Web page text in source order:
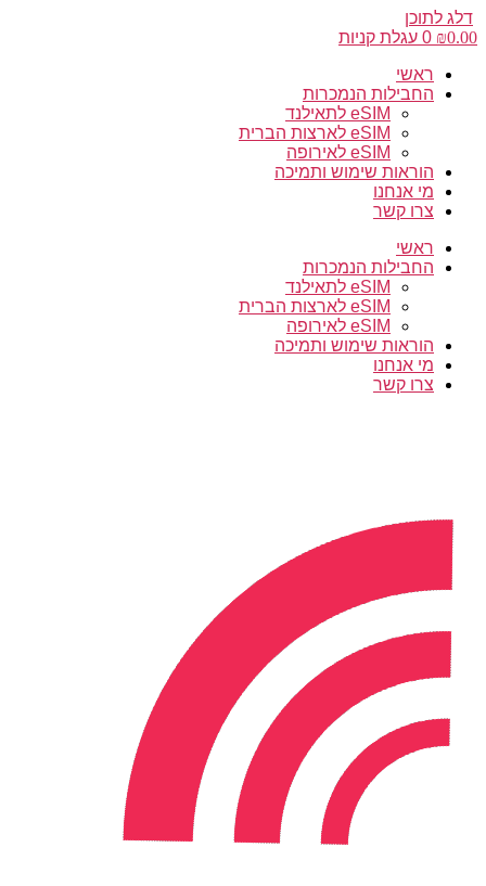
דלג לתוכן
₪0.00
0 עגלת קניות
ראשי
החבילות הנמכרות
eSIM לתאילנד
eSIM לארצות הברית
eSIM לאירופה
הוראות שימוש ותמיכה
מי אנחנו
צרו קשר
ראשי
החבילות הנמכרות
eSIM לתאילנד
eSIM לארצות הברית
eSIM לאירופה
הוראות שימוש ותמיכה
מי אנחנו
צרו קשר